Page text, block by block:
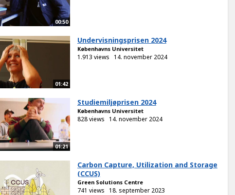
00:50
01:42
Undervisningsprisen 2024
Københavns Universitet
1.913 views 14. november 2024
01:21
Studiemiljøprisen 2024
Københavns Universitet
828 views 14. november 2024
Carbon Capture, Utilization and Storage
(CCUS)
Green Solutions Centre
741 views 18. september 2023